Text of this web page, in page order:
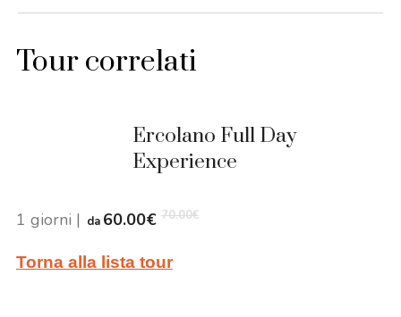
Tour correlati
Ercolano Full Day
Experience
1 giorni | da 60.00€ 70.00€
Torna alla lista tour